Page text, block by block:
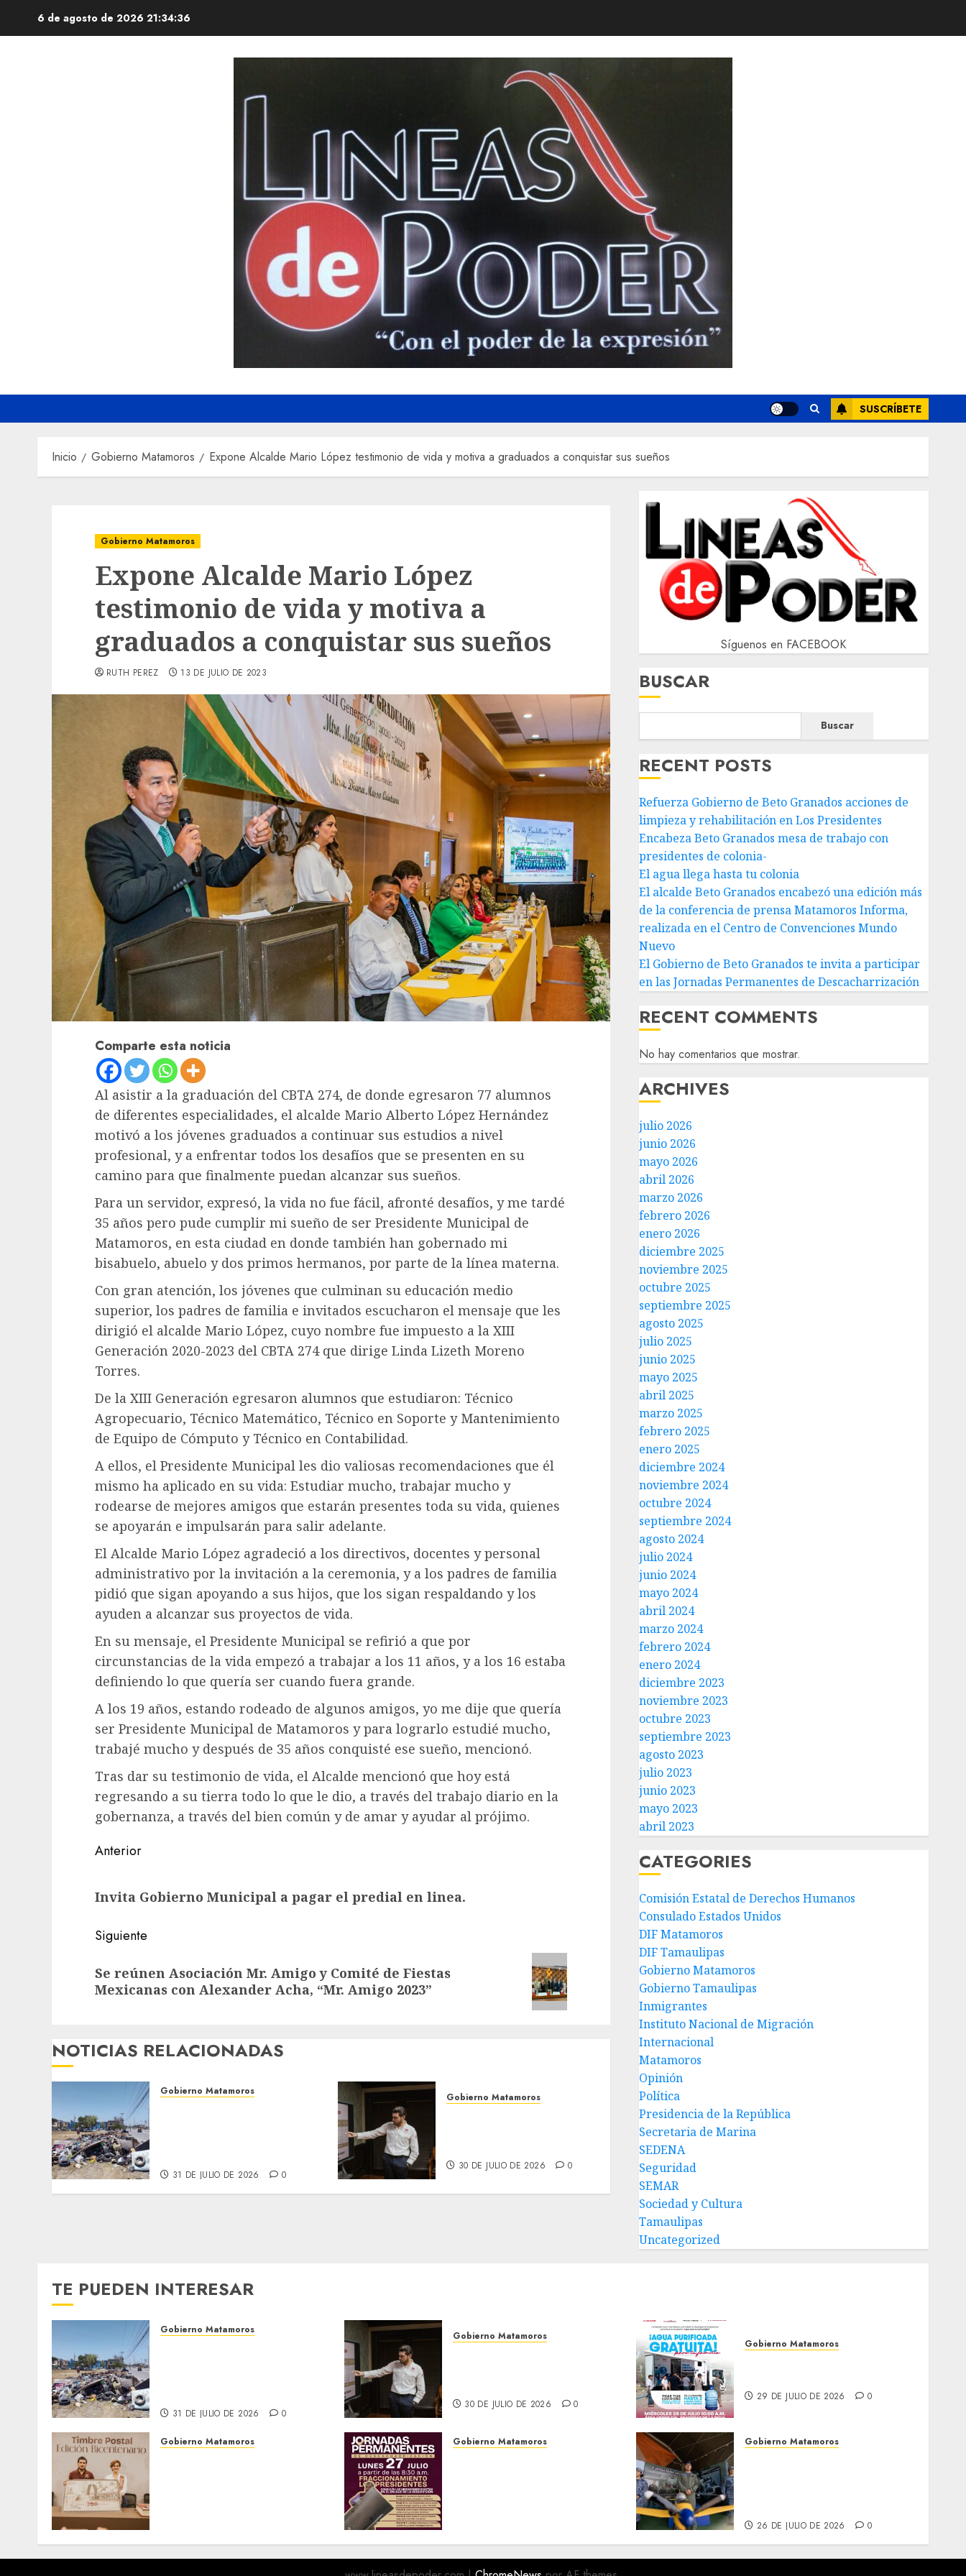
6 de agosto de 2026 21:34:37
SUSCRÍBETE
Inicio Gobierno Matamoros Expone Alcalde Mario López testimonio de vida y motiva a graduados a conquistar sus sueños
Gobierno Matamoros
Expone Alcalde Mario López
testimonio de vida y motiva a
graduados a conquistar sus sueños
RUTH PEREZ 13 DE JULIO DE 2023
Comparte esta noticia
Al asistir a la graduación del CBTA 274, de donde egresaron 77 alumnos
de diferentes especialidades, el alcalde Mario Alberto López Hernández
motivó a los jóvenes graduados a continuar sus estudios a nivel
profesional, y a enfrentar todos los desafíos que se presenten en su
camino para que finalmente puedan alcanzar sus sueños.
Para un servidor, expresó, la vida no fue fácil, afronté desafíos, y me tardé
35 años pero pude cumplir mi sueño de ser Presidente Municipal de
Matamoros, en esta ciudad en donde también han gobernado mi
bisabuelo, abuelo y dos primos hermanos, por parte de la línea materna.
Con gran atención, los jóvenes que culminan su educación medio
superior, los padres de familia e invitados escucharon el mensaje que les
dirigió el alcalde Mario López, cuyo nombre fue impuesto a la XIII
Generación 2020-2023 del CBTA 274 que dirige Linda Lizeth Moreno
Torres.
De la XIII Generación egresaron alumnos que estudiaron: Técnico
Agropecuario, Técnico Matemático, Técnico en Soporte y Mantenimiento
de Equipo de Cómputo y Técnico en Contabilidad.
A ellos, el Presidente Municipal les dio valiosas recomendaciones que él
mismo ha aplicado en su vida: Estudiar mucho, trabajar mucho y
rodearse de mejores amigos que estarán presentes toda su vida, quienes
se apoyarán e impulsarán para salir adelante.
El Alcalde Mario López agradeció a los directivos, docentes y personal
administrativo por la invitación a la ceremonia, y a los padres de familia
pidió que sigan apoyando a sus hijos, que los sigan respaldando y los
ayuden a alcanzar sus proyectos de vida.
En su mensaje, el Presidente Municipal se refirió a que por
circunstancias de la vida empezó a trabajar a los 11 años, y a los 16 estaba
definiendo lo que quería ser cuando fuera grande.
A los 19 años, estando rodeado de algunos amigos, yo me dije que quería
ser Presidente Municipal de Matamoros y para lograrlo estudié mucho,
trabajé mucho y después de 35 años conquisté ese sueño, mencionó.
Tras dar su testimonio de vida, el Alcalde mencionó que hoy está
regresando a su tierra todo lo que le dio, a través del trabajo diario en la
gobernanza, a través del bien común y de amar y ayudar al prójimo.
Post
Anterior
anterior:
Invita Gobierno Municipal a pagar el predial en linea.
Siguiente
entrada:
Se reúnen Asociación Mr. Amigo y Comité de Fiestas
Mexicanas con Alexander Acha, “Mr. Amigo 2023”
NOTICIAS RELACIONADAS
Gobierno Matamoros
31 DE JULIO DE 2026 0
Gobierno Matamoros
30 DE JULIO DE 2026 0
Síguenos en FACEBOOK
BUSCAR
Buscar
RECENT POSTS
Refuerza Gobierno de Beto Granados acciones de
limpieza y rehabilitación en Los Presidentes
Encabeza Beto Granados mesa de trabajo con
presidentes de colonia-
El agua llega hasta tu colonia
El alcalde Beto Granados encabezó una edición más
de la conferencia de prensa Matamoros Informa,
realizada en el Centro de Convenciones Mundo
Nuevo
El Gobierno de Beto Granados te invita a participar
en las Jornadas Permanentes de Descacharrización
RECENT COMMENTS
No hay comentarios que mostrar.
ARCHIVES
julio 2026
junio 2026
mayo 2026
abril 2026
marzo 2026
febrero 2026
enero 2026
diciembre 2025
noviembre 2025
octubre 2025
septiembre 2025
agosto 2025
julio 2025
junio 2025
mayo 2025
abril 2025
marzo 2025
febrero 2025
enero 2025
diciembre 2024
noviembre 2024
octubre 2024
septiembre 2024
agosto 2024
julio 2024
junio 2024
mayo 2024
abril 2024
marzo 2024
febrero 2024
enero 2024
diciembre 2023
noviembre 2023
octubre 2023
septiembre 2023
agosto 2023
julio 2023
junio 2023
mayo 2023
abril 2023
CATEGORIES
Comisión Estatal de Derechos Humanos
Consulado Estados Unidos
DIF Matamoros
DIF Tamaulipas
Gobierno Matamoros
Gobierno Tamaulipas
Inmigrantes
Instituto Nacional de Migración
Internacional
Matamoros
Opinión
Política
Presidencia de la República
Secretaria de Marina
SEDENA
Seguridad
SEMAR
Sociedad y Cultura
Tamaulipas
Uncategorized
TE PUEDEN INTERESAR
Gobierno Matamoros
31 DE JULIO DE 2026 0
Gobierno Matamoros
30 DE JULIO DE 2026 0
Gobierno Matamoros
29 DE JULIO DE 2026 0
Gobierno Matamoros
28 DE JULIO DE 2026 0
Gobierno Matamoros
27 DE JULIO DE 2026 0
Gobierno Matamoros
26 DE JULIO DE 2026 0